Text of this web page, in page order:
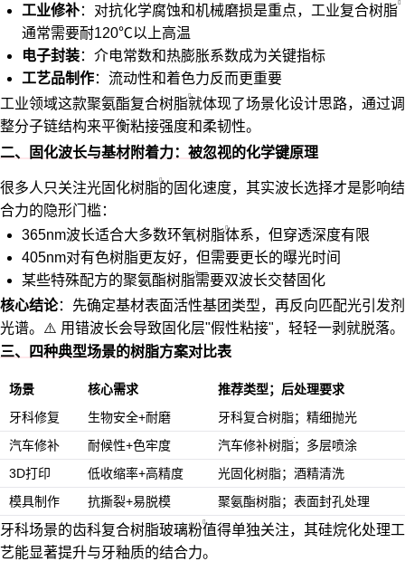
工业修补：对抗化学腐蚀和机械磨损是重点， 工业复合树脂
通常需要耐120℃以上高温
电子封装：介电常数和热膨胀系数成为关键指标
工艺品制作：流动性和着色力反而更重要
工业领域这款聚氨酯复合树脂就体现了场景化设计思路，通过调
整分子链结构来平衡粘接强度和柔韧性。
二、固化波长与基材附着力：被忽视的化学键原理
很多人只关注光固化树脂的固化速度，其实波长选择才是影响结
合力的隐形门槛：
365nm波长适合大多数环氧树脂体系，但穿透深度有限
405nm对有色树脂更友好，但需要更长的曝光时间
某些特殊配方的聚氨酯树脂需要双波长交替固化
核心结论：先确定基材表面活性基团类型，再反向匹配光引发剂
光谱。⚠️ 用错波长会导致固化层"假性粘接"，轻轻一剥就脱落。
三、四种典型场景的树脂方案对比表
场景 核心需求
推荐类型；后处理要求
牙科修复
生物安全+耐磨
牙科复合树脂；精细抛光
汽车修补
耐候性+色牢度 汽车修补树脂；多层喷涂
3D打印
低收缩率+高精度
光固化树脂；酒精清洗
模具制作
抗撕裂+易脱模 聚氨酯树脂；表面封孔处理
牙科场景的齿科复合树脂玻璃粉值得单独关注，其硅烷化处理工
艺能显著提升与牙釉质的结合力。